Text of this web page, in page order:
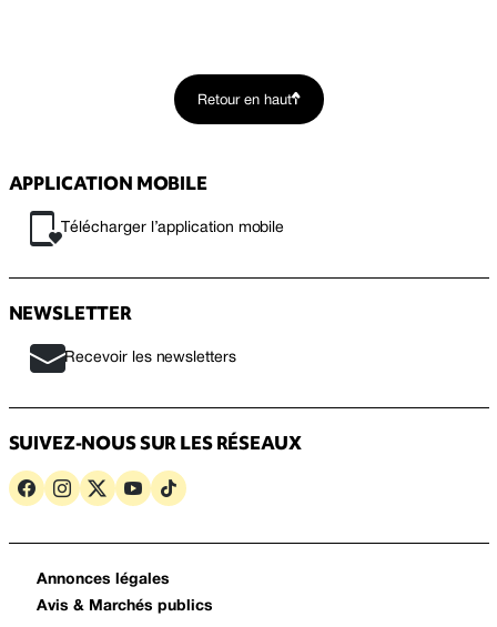
Retour en haut
APPLICATION MOBILE
Télécharger l’application mobile
NEWSLETTER
Recevoir les newsletters
SUIVEZ-NOUS SUR LES RÉSEAUX
Annonces légales
Avis & Marchés publics